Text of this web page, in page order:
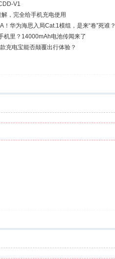
V1
，完全给手机充电使用
华为海思入局Cat.1模组，是来“卷”死谁？
机里？14000mAh电池传闻来了
充电宝能否颠覆出行体验？